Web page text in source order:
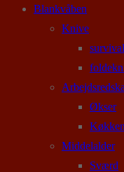
Blankvåben
Knive
survival
Økser
Middelalder
Sværd